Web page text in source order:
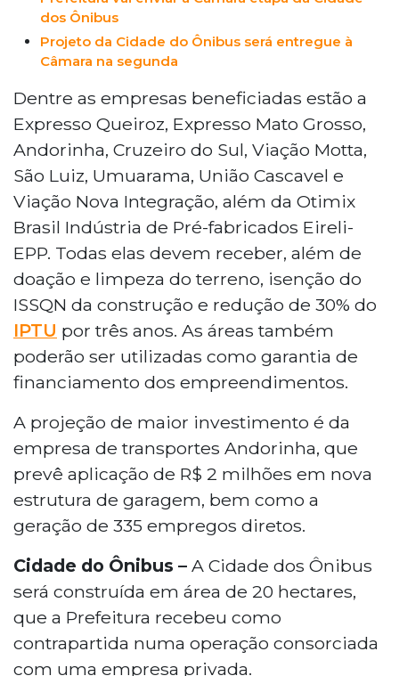
dos Ônibus
Projeto da Cidade do Ônibus será entregue à
Câmara na segunda
Dentre as empresas beneficiadas estão a
Expresso Queiroz, Expresso Mato Grosso,
Andorinha, Cruzeiro do Sul, Viação Motta,
São Luiz, Umuarama, União Cascavel e
Viação Nova Integração, além da Otimix
Brasil Indústria de Pré-fabricados Eireli-
EPP. Todas elas devem receber, além de
doação e limpeza do terreno, isenção do
ISSQN da construção e redução de 30% do
IPTU por três anos. As áreas também
poderão ser utilizadas como garantia de
financiamento dos empreendimentos.
A projeção de maior investimento é da
empresa de transportes Andorinha, que
prevê aplicação de R$ 2 milhões em nova
estrutura de garagem, bem como a
geração de 335 empregos diretos.
Cidade do Ônibus – A Cidade dos Ônibus
será construída em área de 20 hectares,
que a Prefeitura recebeu como
contrapartida numa operação consorciada
com uma empresa privada.